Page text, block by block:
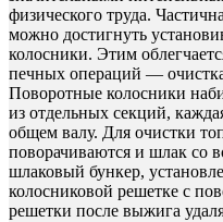
физического труда.
можно достигнуть
колосники. Этим
печных операций —
Поворотные колосники
из отдельных секций,
общем валу. Для очистки
поворачиваются и шлак со
шлаковый бункер,
колосниковой решетке с
решетки после выжига